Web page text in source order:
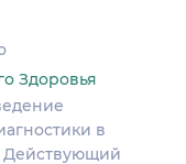
Здоровья
в
Действующий